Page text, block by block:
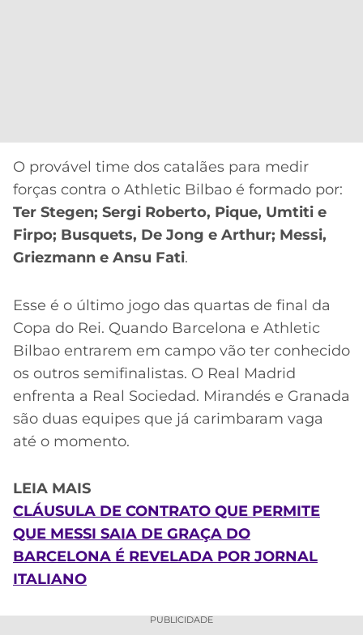
O provável time dos catalães para medir
forças contra o Athletic Bilbao é formado por:
Ter Stegen; Sergi Roberto, Pique, Umtiti e
Firpo; Busquets, De Jong e Arthur; Messi,
Griezmann e Ansu Fati.
Esse é o último jogo das quartas de final da
Copa do Rei. Quando Barcelona e Athletic
Bilbao entrarem em campo vão ter conhecido
os outros semifinalistas. O Real Madrid
enfrenta a Real Sociedad. Mirandés e Granada
são duas equipes que já carimbaram vaga
até o momento.
LEIA MAIS
CLÁUSULA DE CONTRATO QUE PERMITE
QUE MESSI SAIA DE GRAÇA DO
BARCELONA É REVELADA POR JORNAL
ITALIANO
PUBLICIDADE